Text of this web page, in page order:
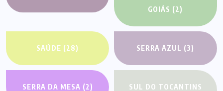
GOIÁS (2)
SAÚDE (28) SERRA AZUL (3)
SERRA DA MESA (2)
SUL DO TOCANTINS